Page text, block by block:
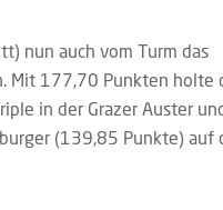
nun auch vom Turm das
Mit 177,70 Punkten holte
in der Grazer Auster
(139,85 Punkte) auf